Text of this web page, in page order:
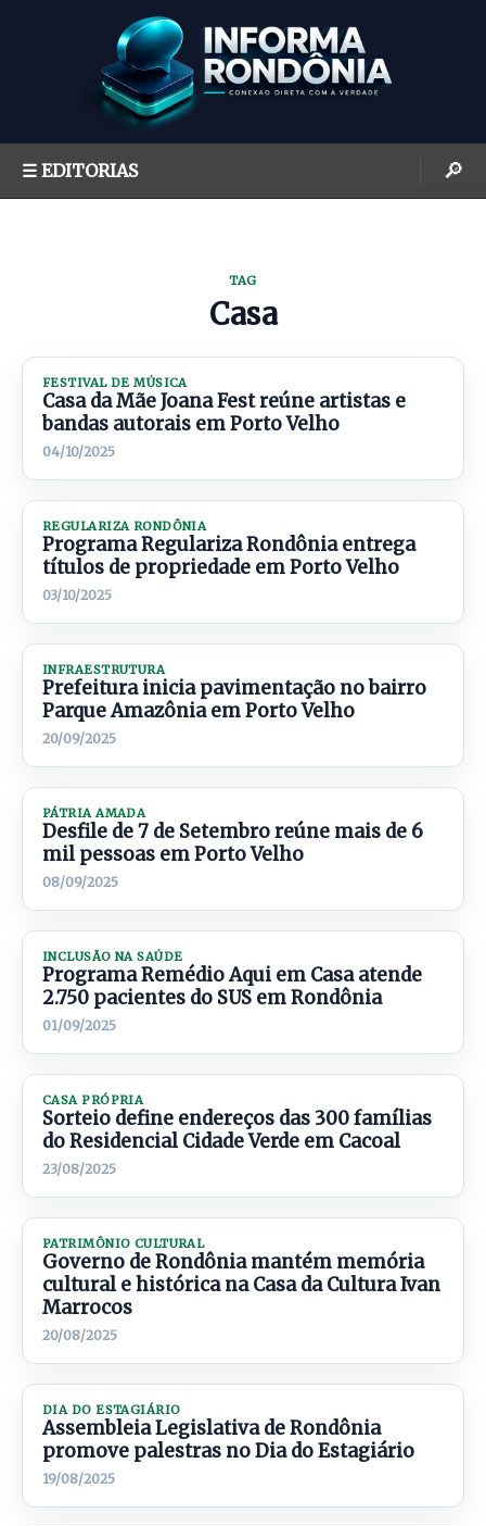
☰ EDITORIAS 🔎
TAG
Casa
FESTIVAL DE MÚSICA
Casa da Mãe Joana Fest reúne artistas e
bandas autorais em Porto Velho
04/10/2025
REGULARIZA RONDÔNIA
Programa Regulariza Rondônia entrega
títulos de propriedade em Porto Velho
03/10/2025
INFRAESTRUTURA
Prefeitura inicia pavimentação no bairro
Parque Amazônia em Porto Velho
20/09/2025
PÁTRIA AMADA
Desfile de 7 de Setembro reúne mais de 6
mil pessoas em Porto Velho
08/09/2025
INCLUSÃO NA SAÚDE
Programa Remédio Aqui em Casa atende
2.750 pacientes do SUS em Rondônia
01/09/2025
CASA PRÓPRIA
Sorteio define endereços das 300 famílias
do Residencial Cidade Verde em Cacoal
23/08/2025
PATRIMÔNIO CULTURAL
Governo de Rondônia mantém memória
cultural e histórica na Casa da Cultura Ivan
Marrocos
20/08/2025
DIA DO ESTAGIÁRIO
Assembleia Legislativa de Rondônia
promove palestras no Dia do Estagiário
19/08/2025